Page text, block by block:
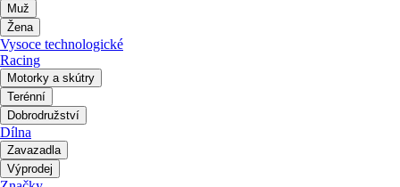
Muž
Žena
Vysoce technologické
Racing
Motorky a skútry
Terénní
Dobrodružství
Dílna
Zavazadla
Výprodej